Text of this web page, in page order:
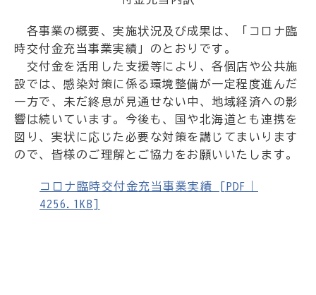
各事業の概要、実施状況及び成果は、「コロナ臨
時交付金充当事業実績」のとおりです。
交付金を活用した支援等により、各個店や公共施
設では、感染対策に係る環境整備が一定程度進んだ
一方で、未だ終息が見通せない中、地域経済への影
響は続いています。今後も、国や北海道とも連携を
図り、実状に応じた必要な対策を講じてまいります
ので、皆様のご理解とご協力をお願いいたします。
コロナ臨時交付金充当事業実績 [PDF｜
4256.1KB]